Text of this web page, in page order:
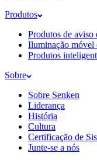
Produtos
Produtos de aviso
Iluminação móvel
Produtos
Sobre
Sobre Senken
Liderança
História
Cultura
Certificação de
Junte-se a nós